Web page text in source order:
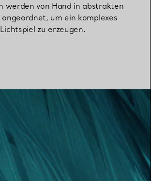
werden von Hand in abstrakten
um ein komplexes
Lichtspiel zu erzeugen.